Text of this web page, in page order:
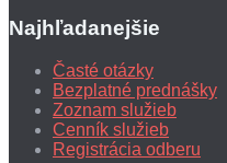
Najhľadanejšie
Časté otázky
Bezplatné prednášky
Zoznam služieb
Cenník služieb
Registrácia odberu